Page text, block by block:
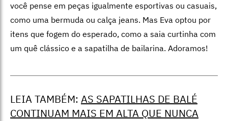
você pense em peças igualmente esportivas ou casuais,
como uma bermuda ou calça jeans. Mas Eva optou por
itens que fogem do esperado, como a saia curtinha com
um quê clássico e a sapatilha de bailarina. Adoramos!
LEIA TAMBÉM: AS SAPATILHAS DE BALÉ
CONTINUAM MAIS EM ALTA QUE NUNCA